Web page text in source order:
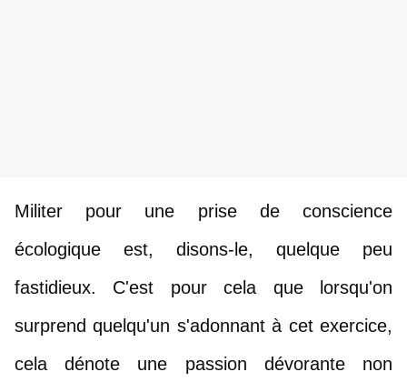
Militer pour une prise de conscience
écologique est, disons-le, quelque peu
fastidieux. C'est pour cela que lorsqu'on
surprend quelqu'un s'adonnant à cet exercice,
cela dénote une passion dévorante non